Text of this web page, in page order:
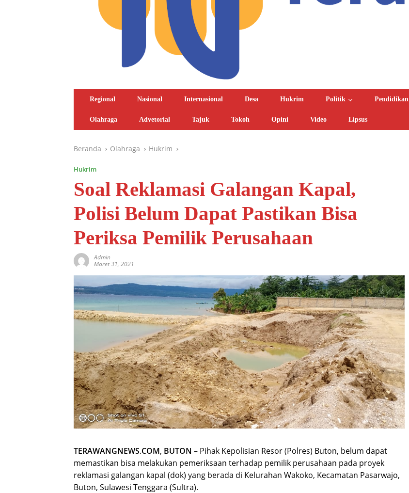
Regional Nasional Internasional Desa Hukrim Politik Pendidikan
Olahraga Advetorial Tajuk Tokoh Opini Video Lipsus
Beranda Olahraga Hukrim
Hukrim
Soal Reklamasi Galangan Kapal,
Polisi Belum Dapat Pastikan Bisa
Periksa Pemilik Perusahaan
Admin
Maret 31, 2021
TERAWANGNEWS.COM, BUTON – Pihak Kepolisian Resor (Polres) Buton, belum dapat
memastikan bisa melakukan pemeriksaan terhadap pemilik perusahaan pada proyek
reklamasi galangan kapal (dok) yang berada di Kelurahan Wakoko, Kecamatan Pasarwajo,
Buton, Sulawesi Tenggara (Sultra).